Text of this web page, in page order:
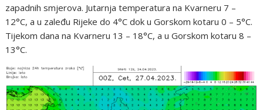
zapadnih smjerova. Jutarnja temperatura na Kvarneru 7 –
12°C, a u zaleđu Rijeke do 4°C dok u Gorskom kotaru 0 – 5°C.
Tijekom dana na Kvarneru 13 – 18°C, a u Gorskom kotaru 8 –
13°C.